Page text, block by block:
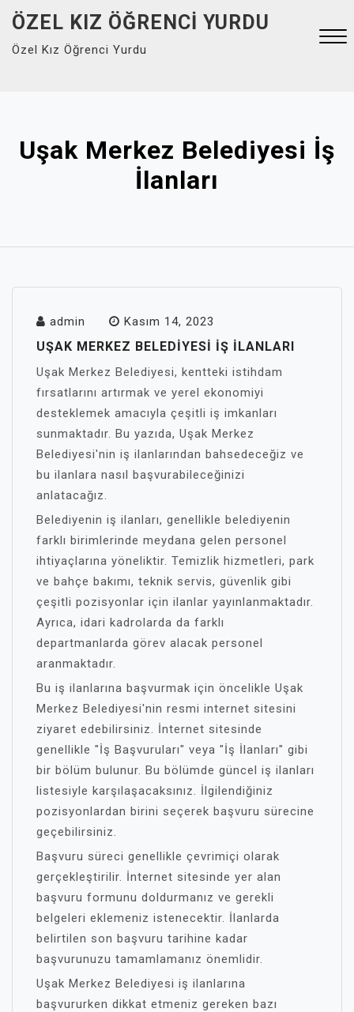
Skip
content
ÖZEL KIZ ÖĞRENCI YURDU
Özel Kız Öğrenci Yurdu
Uşak Merkez Belediyesi İş
İlanları
admin Kasım 14, 2023
UŞAK MERKEZ BELEDIYESI İŞ İLANLARI
Uşak Merkez Belediyesi, kentteki istihdam
fırsatlarını artırmak ve yerel ekonomiyi
desteklemek amacıyla çeşitli iş imkanları
sunmaktadır. Bu yazıda, Uşak Merkez
Belediyesi'nin iş ilanlarından bahsedeceğiz ve
bu ilanlara nasıl başvurabileceğinizi
anlatacağız.
Belediyenin iş ilanları, genellikle belediyenin
farklı birimlerinde meydana gelen personel
ihtiyaçlarına yöneliktir. Temizlik hizmetleri, park
ve bahçe bakımı, teknik servis, güvenlik gibi
çeşitli pozisyonlar için ilanlar yayınlanmaktadır.
Ayrıca, idari kadrolarda da farklı
departmanlarda görev alacak personel
aranmaktadır.
Bu iş ilanlarına başvurmak için öncelikle Uşak
Merkez Belediyesi'nin resmi internet sitesini
ziyaret edebilirsiniz. İnternet sitesinde
genellikle "İş Başvuruları" veya "İş İlanları" gibi
bir bölüm bulunur. Bu bölümde güncel iş ilanları
listesiyle karşılaşacaksınız. İlgilendiğiniz
pozisyonlardan birini seçerek başvuru sürecine
geçebilirsiniz.
Başvuru süreci genellikle çevrimiçi olarak
gerçekleştirilir. İnternet sitesinde yer alan
başvuru formunu doldurmanız ve gerekli
belgeleri eklemeniz istenecektir. İlanlarda
belirtilen son başvuru tarihine kadar
başvurunuzu tamamlamanız önemlidir.
Uşak Merkez Belediyesi iş ilanlarına
başvururken dikkat etmeniz gereken bazı